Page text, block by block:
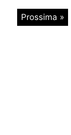
Prossima »